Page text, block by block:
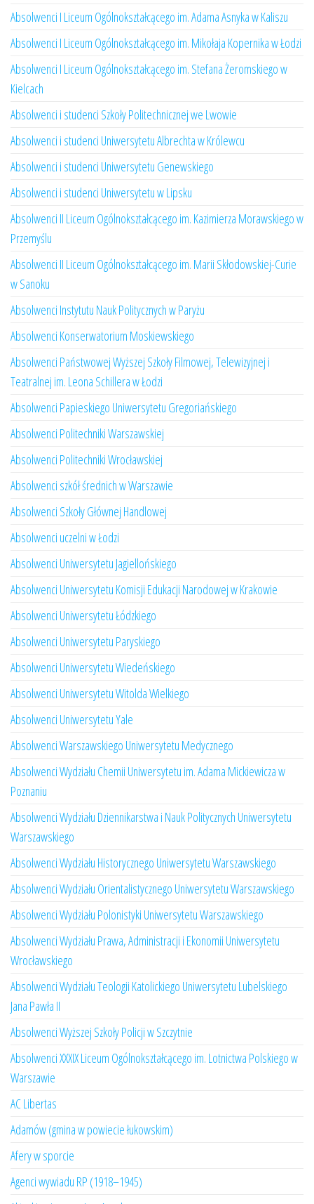
Absolwenci I Liceum Ogólnokształcącego im. Adama Asnyka w Kaliszu
Absolwenci I Liceum Ogólnokształcącego im. Mikołaja Kopernika w Łodzi
Absolwenci I Liceum Ogólnokształcącego im. Stefana Żeromskiego w
Kielcach
Absolwenci i studenci Szkoły Politechnicznej we Lwowie
Absolwenci i studenci Uniwersytetu Albrechta w Królewcu
Absolwenci i studenci Uniwersytetu Genewskiego
Absolwenci i studenci Uniwersytetu w Lipsku
Absolwenci II Liceum Ogólnokształcącego im. Kazimierza Morawskiego w
Przemyślu
Absolwenci II Liceum Ogólnokształcącego im. Marii Skłodowskiej-Curie
w Sanoku
Absolwenci Instytutu Nauk Politycznych w Paryżu
Absolwenci Konserwatorium Moskiewskiego
Absolwenci Państwowej Wyższej Szkoły Filmowej, Telewizyjnej i
Teatralnej im. Leona Schillera w Łodzi
Absolwenci Papieskiego Uniwersytetu Gregoriańskiego
Absolwenci Politechniki Warszawskiej
Absolwenci Politechniki Wrocławskiej
Absolwenci szkół średnich w Warszawie
Absolwenci Szkoły Głównej Handlowej
Absolwenci uczelni w Łodzi
Absolwenci Uniwersytetu Jagiellońskiego
Absolwenci Uniwersytetu Komisji Edukacji Narodowej w Krakowie
Absolwenci Uniwersytetu Łódzkiego
Absolwenci Uniwersytetu Paryskiego
Absolwenci Uniwersytetu Wiedeńskiego
Absolwenci Uniwersytetu Witolda Wielkiego
Absolwenci Uniwersytetu Yale
Absolwenci Warszawskiego Uniwersytetu Medycznego
Absolwenci Wydziału Chemii Uniwersytetu im. Adama Mickiewicza w
Poznaniu
Absolwenci Wydziału Dziennikarstwa i Nauk Politycznych Uniwersytetu
Warszawskiego
Absolwenci Wydziału Historycznego Uniwersytetu Warszawskiego
Absolwenci Wydziału Orientalistycznego Uniwersytetu Warszawskiego
Absolwenci Wydziału Polonistyki Uniwersytetu Warszawskiego
Absolwenci Wydziału Prawa, Administracji i Ekonomii Uniwersytetu
Wrocławskiego
Absolwenci Wydziału Teologii Katolickiego Uniwersytetu Lubelskiego
Jana Pawła II
Absolwenci Wyższej Szkoły Policji w Szczytnie
Absolwenci XXXIX Liceum Ogólnokształcącego im. Lotnictwa Polskiego w
Warszawie
AC Libertas
Adamów (gmina w powiecie łukowskim)
Afery w sporcie
Agenci wywiadu RP (1918–1945)